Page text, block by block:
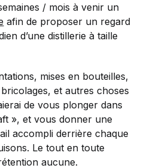
/ mois à venir un
afin de proposer un regard
d’une distillerie à taille
mises en bouteilles,
et autres choses
de vous plonger dans
», et vous donner une
accompli derrière chaque
Le tout en toute
aucune.